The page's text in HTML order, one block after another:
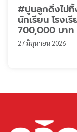
#ปูนลูกดิ่งไม่
นักเรียน โรง
700,000 บาท
27 มิถุนายน 2026